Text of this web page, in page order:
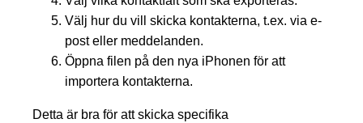
Välj hur du vill skicka kontakterna, t.ex. via e-
post eller meddelanden.
Öppna filen på den nya iPhonen för att
importera kontakterna.
Detta är bra för att skicka specifika